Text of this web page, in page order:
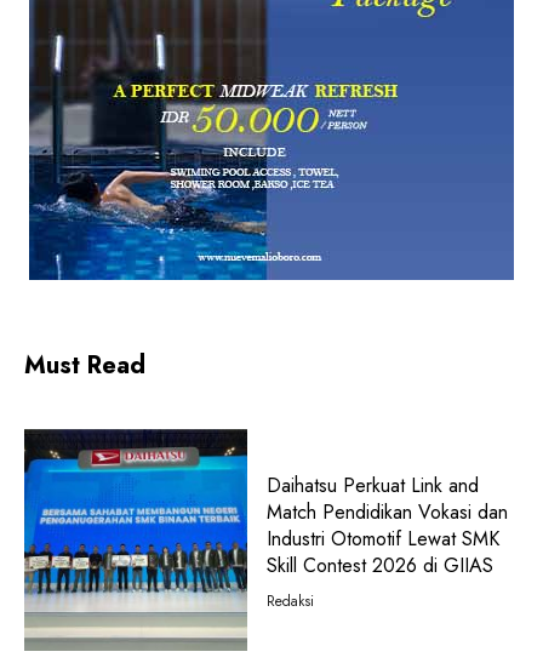
Must Read
Daihatsu Perkuat Link and
Match Pendidikan Vokasi dan
Industri Otomotif Lewat SMK
Skill Contest 2026 di GIIAS
Redaksi